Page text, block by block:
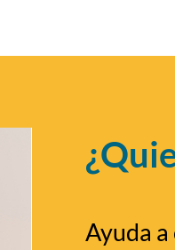
Ayuda